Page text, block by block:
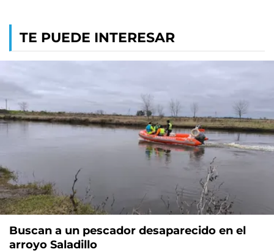
TE PUEDE INTERESAR
Buscan a un pescador desaparecido en el
arroyo Saladillo